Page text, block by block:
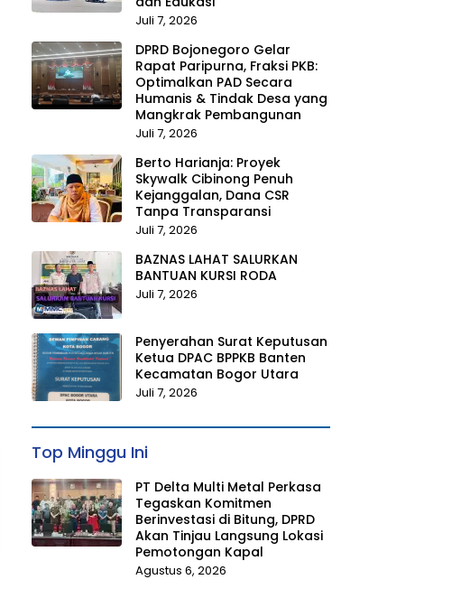
Juli 7, 2026
DPRD Bojonegoro Gelar
Rapat Paripurna, Fraksi PKB:
Optimalkan PAD Secara
Humanis & Tindak Desa yang
Mangkrak Pembangunan
Juli 7, 2026
Berto Harianja: Proyek
Skywalk Cibinong Penuh
Kejanggalan, Dana CSR
Tanpa Transparansi
Juli 7, 2026
BAZNAS LAHAT SALURKAN
BANTUAN KURSI RODA
Juli 7, 2026
Penyerahan Surat Keputusan
Ketua DPAC BPPKB Banten
Kecamatan Bogor Utara
Juli 7, 2026
Top Minggu Ini
PT Delta Multi Metal Perkasa
Tegaskan Komitmen
Berinvestasi di Bitung, DPRD
Akan Tinjau Langsung Lokasi
Pemotongan Kapal
Agustus 6, 2026